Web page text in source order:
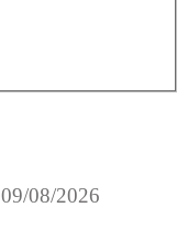
09/08/2026